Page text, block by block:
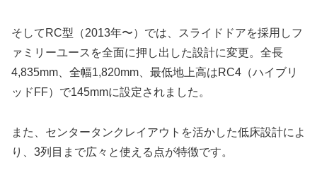
そしてRC型（2013年〜）では、スライドドアを採用しフ
ァミリーユースを全面に押し出した設計に変更。全長
4,835mm、全幅1,820mm、最低地上高はRC4（ハイブリ
ッドFF）で145mmに設定されました。
また、センタータンクレイアウトを活かした低床設計によ
り、3列目まで広々と使える点が特徴です。